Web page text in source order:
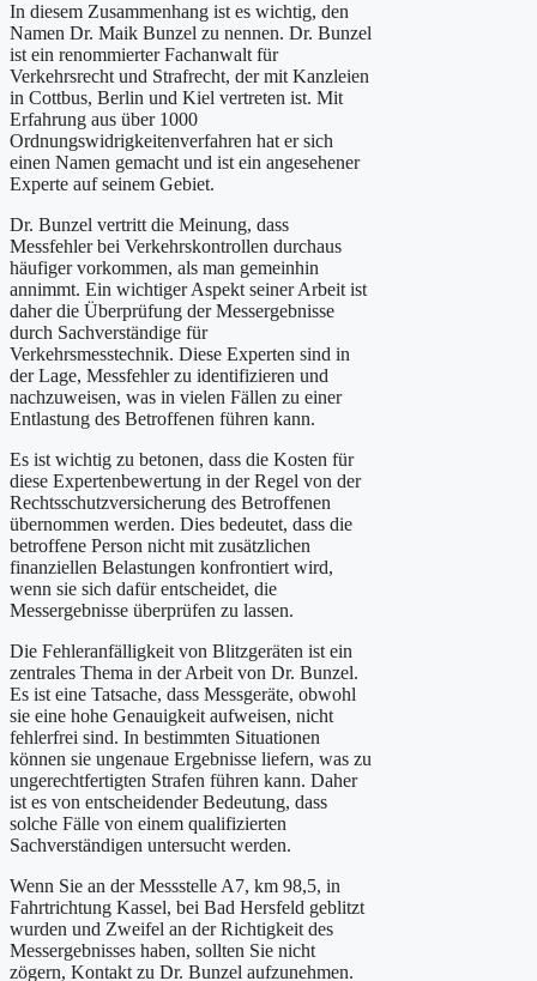
In diesem Zusammenhang ist es wichtig, den
Namen Dr. Maik Bunzel zu nennen. Dr. Bunzel
ist ein renommierter Fachanwalt für
Verkehrsrecht und Strafrecht, der mit Kanzleien
in Cottbus, Berlin und Kiel vertreten ist. Mit
Erfahrung aus über 1000
Ordnungswidrigkeitenverfahren hat er sich
einen Namen gemacht und ist ein angesehener
Experte auf seinem Gebiet.
Dr. Bunzel vertritt die Meinung, dass
Messfehler bei Verkehrskontrollen durchaus
häufiger vorkommen, als man gemeinhin
annimmt. Ein wichtiger Aspekt seiner Arbeit ist
daher die Überprüfung der Messergebnisse
durch Sachverständige für
Verkehrsmesstechnik. Diese Experten sind in
der Lage, Messfehler zu identifizieren und
nachzuweisen, was in vielen Fällen zu einer
Entlastung des Betroffenen führen kann.
Es ist wichtig zu betonen, dass die Kosten für
diese Expertenbewertung in der Regel von der
Rechtsschutzversicherung des Betroffenen
übernommen werden. Dies bedeutet, dass die
betroffene Person nicht mit zusätzlichen
finanziellen Belastungen konfrontiert wird,
wenn sie sich dafür entscheidet, die
Messergebnisse überprüfen zu lassen.
Die Fehleranfälligkeit von Blitzgeräten ist ein
zentrales Thema in der Arbeit von Dr. Bunzel.
Es ist eine Tatsache, dass Messgeräte, obwohl
sie eine hohe Genauigkeit aufweisen, nicht
fehlerfrei sind. In bestimmten Situationen
können sie ungenaue Ergebnisse liefern, was zu
ungerechtfertigten Strafen führen kann. Daher
ist es von entscheidender Bedeutung, dass
solche Fälle von einem qualifizierten
Sachverständigen untersucht werden.
Wenn Sie an der Messstelle A7, km 98,5, in
Fahrtrichtung Kassel, bei Bad Hersfeld geblitzt
wurden und Zweifel an der Richtigkeit des
Messergebnisses haben, sollten Sie nicht
zögern, Kontakt zu Dr. Bunzel aufzunehmen.